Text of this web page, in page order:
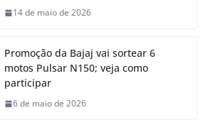
14 de maio de 2026
Promoção da Bajaj vai sortear 6
motos Pulsar N150; veja como
participar
6 de maio de 2026